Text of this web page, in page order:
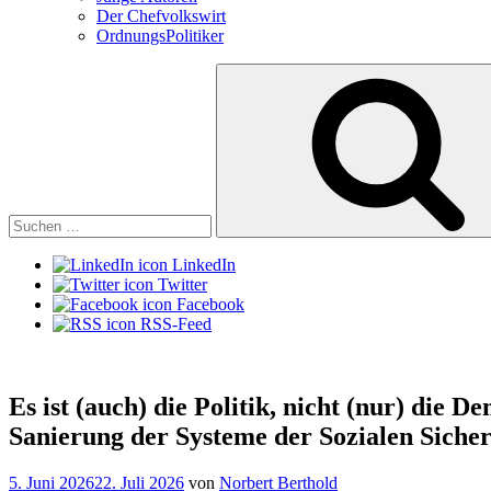
Der Chefvolkswirt
OrdnungsPolitiker
LinkedIn
Twitter
Facebook
RSS-Feed
Es ist (auch) die Politik, nicht (nur) die
Sanierung der Systeme der Sozialen
Veröffentlicht
5. Juni 202622. Juli 2026 von Norbert Berthold